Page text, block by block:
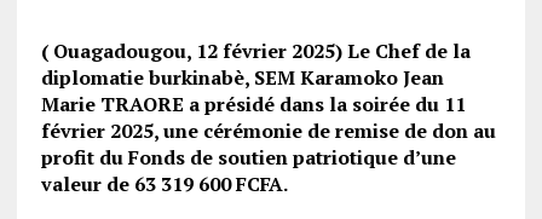
( Ouagadougou, 12 février 2025) Le Chef de la
diplomatie burkinabè, SEM Karamoko Jean
Marie TRAORE a présidé dans la soirée du 11
février 2025, une cérémonie de remise de don au
profit du Fonds de soutien patriotique d’une
valeur de 63 319 600 FCFA.